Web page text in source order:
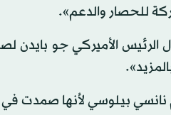
للحصار والدعم».
الأميركي جو بايدن
نانسي بيلوسي لأنها صمدت